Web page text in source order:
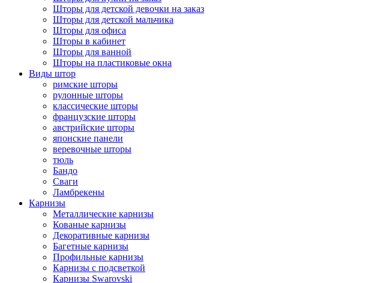
Шторы для детской девочки на заказ
Шторы для детской мальчика
Шторы для офиса
Шторы в кабинет
Шторы для ванной
Шторы на пластиковые окна
Виды штор
римские шторы
рулонные шторы
классические шторы
французские шторы
австрийские шторы
японские панели
веревочные шторы
тюль
Бандо
Сваги
Ламбрекены
Карнизы
Металлические карнизы
Кованые карнизы
Декоративные карнизы
Багетные карнизы
Профильные карнизы
Карнизы с подсветкой
Карнизы Swarovski